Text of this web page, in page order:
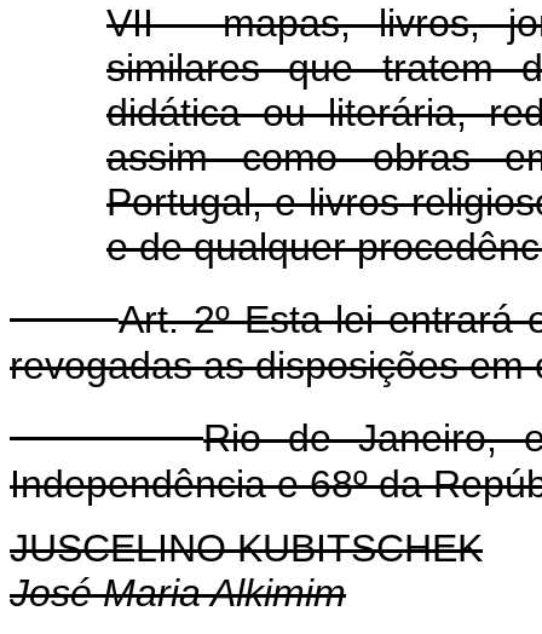
VII - mapas, livros,
similares que tratem
didática ou literária,
assim como obras
Portugal, e livros
e de qualquer
Art. 2º Esta lei entrará
revogadas as disposições em
Rio de Janeiro,
Independência e 68º da
JUSCELINO KUBITSCHEK
José Maria Alkimim